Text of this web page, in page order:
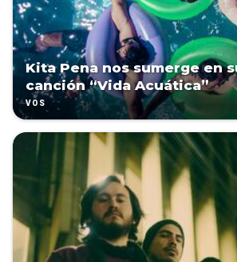
Kita Pena nos sumerge en
canción “Vida Acuática”
VOS